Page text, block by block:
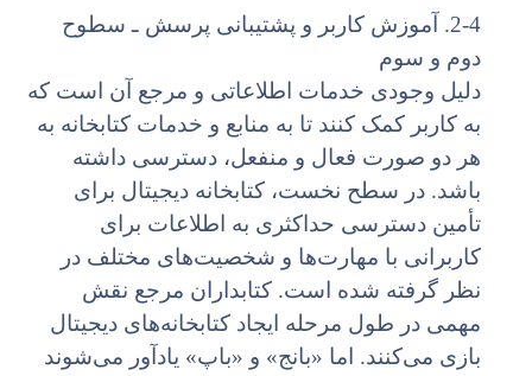
2-4. آموزش کاربر و پشتیبانی پرسش ـ سطوح
دوم و سوم
دلیل وجودی خدمات اطلاعاتی و مرجع آن است که
به کاربر کمک کنند تا به منابع و خدمات کتابخانه به
هر دو صورت فعال و منفعل، دسترسی داشته
باشد. در سطح نخست، کتابخانه دیجیتال برای
تأمین دسترسی حداکثری به اطلاعات برای
کاربرانی با مهارت‌ها و شخصیت‌های مختلف در
نظر گرفته شده است. کتابداران مرجع نقش
مهمی در طول مرحله ایجاد کتابخانه‌های دیجیتال
بازی می‌کنند. اما «بانج» و «باپ» یادآور می‌شوند